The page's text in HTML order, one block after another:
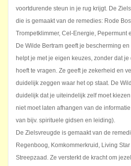
voortdurende steun in je rug krijgt. De
die is gemaakt van de remedies: Rode
Trompetklimmer, Cel-Energie, Pepermunt
De Wilde Bertram geeft je bescherming
helpt je met je eigen keuzes, zonder dat
hoeft te vragen. Ze geeft je zekerheid en
duidelijk zeggen waar het op staat. De
duidelijk dat je uiteindelijk zelf moet
niet moet laten afhangen van de
van bijv. spirituele gidsen en leiding).
De Zielsvreugde is gemaakt van de
Regenboog, Komkommerkruid, Living
Streepzaad. Ze versterkt de kracht om